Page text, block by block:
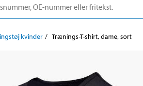
kvinder Trænings-T-shirt, dame, sort